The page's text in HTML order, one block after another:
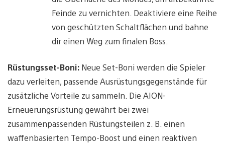
Feinde zu vernichten. Deaktiviere eine Reihe
von geschützten Schaltflächen und bahne
dir einen Weg zum finalen Boss.
Rüstungsset-Boni: Neue Set-Boni werden die Spieler
dazu verleiten, passende Ausrüstungsgegenstände für
zusätzliche Vorteile zu sammeln. Die AION-
Erneuerungsrüstung gewährt bei zwei
zusammenpassenden Rüstungsteilen z. B. einen
waffenbasierten Tempo-Boost und einen reaktiven